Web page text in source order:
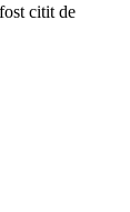
citit de